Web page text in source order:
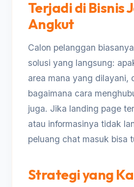
Terjadi di Bisnis
Angkut
Calon pelanggan
solusi yang langsung:
area mana yang dilayani,
bagaimana cara
juga. Jika landing page
atau informasinya tidak
peluang chat masuk bisa
Strategi yang